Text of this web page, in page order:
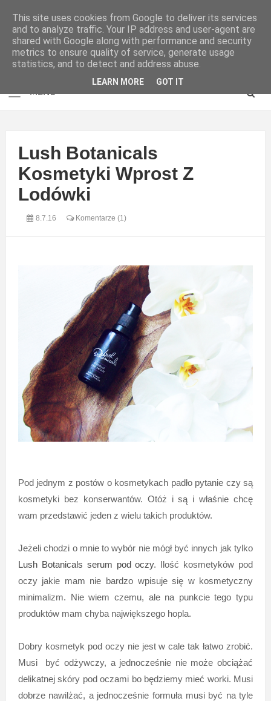
Lush Botanicals
Kosmetyki Wprost Z
Lodówki
8.7.16 Komentarze (1)
Pod jednym z postów o kosmetykach padło pytanie czy są
kosmetyki bez konserwantów. Otóż i są i właśnie chcę
wam przedstawić jeden z wielu takich produktów.
Jeżeli chodzi o mnie to wybór nie mógł być innych jak tylko
Lush Botanicals serum pod oczy. Ilość kosmetyków pod
oczy jakie mam nie bardzo wpisuje się w kosmetyczny
minimalizm. Nie wiem czemu, ale na punkcie tego typu
produktów mam chyba największego hopla.
Dobry kosmetyk pod oczy nie jest w cale tak łatwo zrobić.
Musi być odżywczy, a jednocześnie nie może obciążać
delikatnej skóry pod oczami bo będziemy mieć worki. Musi
dobrze nawilżać, a jednocześnie formuła musi być na tyle
This site uses cookies from Google to deliver its services
and to analyze traffic. Your IP address and user-agent are
shared with Google along with performance and security
metrics to ensure quality of service, generate usage
statistics, and to detect and address abuse.
LEARN MORE GOT IT